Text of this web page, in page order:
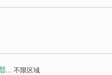
... 不限区域